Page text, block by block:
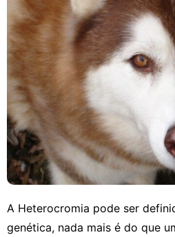
A Heterocromia pode ser
genética, nada mais é do que